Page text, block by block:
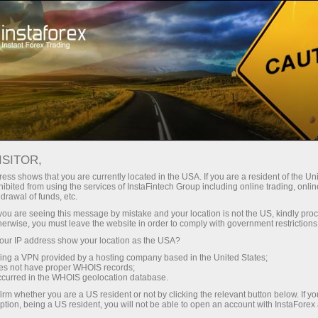
Avec InstaForex, vous accédez à
compétitives : effet de levier
jusqu’à 1:5000, parmi les meilleurs
spreads et commissions du
marché, ainsi que des conditions
avantageuses pour le trading
d’actions et d’indices.
Spreads
Bonus de 30 %
sur chaque dépôt
Vitesse
dans le trading et sur l’autoroute
shows that you are currently located in the USA. If you are a resident of the
from using the services of InstaFintech Group including online trading,
of funds, etc.
are seeing this message by mistake and your location is not the US, kindly
you must leave the website in order to comply with government
IP address show your location as the USA?
a VPN provided by a hosting company based in the United States;
not have proper WHOIS records;
in the WHOIS geolocation database.
whether you are a US resident or not by clicking the relevant button below. If
being a US resident, you will not be able to open an account with InstaForex